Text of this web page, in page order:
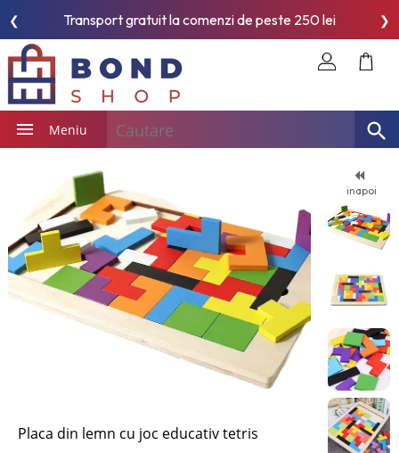
Transport gratuit la comenzi de peste 250 lei
❮ ❯
Meniu
inapoi
Placa din lemn cu joc educativ tetris